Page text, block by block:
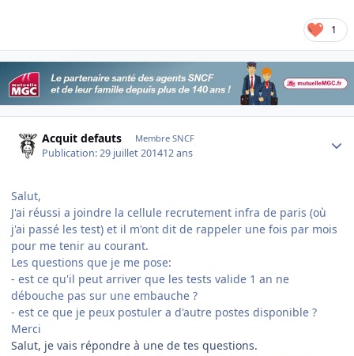
1
Acquit defauts Membre SNCF
Publication:29 juillet 201412 ans
Salut,
J'ai réussi a joindre la cellule recrutement infra de paris (où
j'ai passé les test) et il m'ont dit de rappeler une fois par mois
pour me tenir au courant.
Les questions que je me pose:
- est ce qu'il peut arriver que les tests valide 1 an ne
débouche pas sur une embauche ?
- est ce que je peux postuler a d'autre postes disponible ?
Merci
Salut, je vais répondre à une de tes questions.